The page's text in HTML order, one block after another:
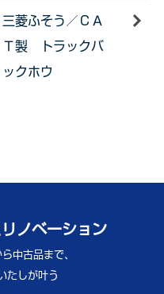
三菱ふそう／ＣＡ
Ｔ製 トラックバ
ックホウ
ノベーション
中古品まで、
たしが叶う